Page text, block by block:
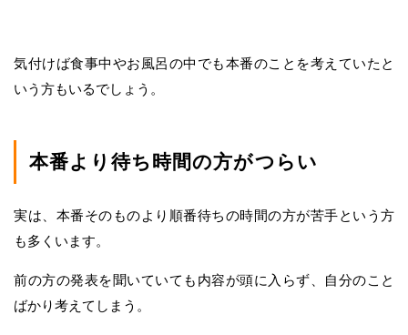
気付けば食事中やお風呂の中でも本番のことを考えていたと
いう方もいるでしょう。
本番より待ち時間の方がつらい
実は、本番そのものより順番待ちの時間の方が苦手という方
も多くいます。
前の方の発表を聞いていても内容が頭に入らず、自分のこと
ばかり考えてしまう。